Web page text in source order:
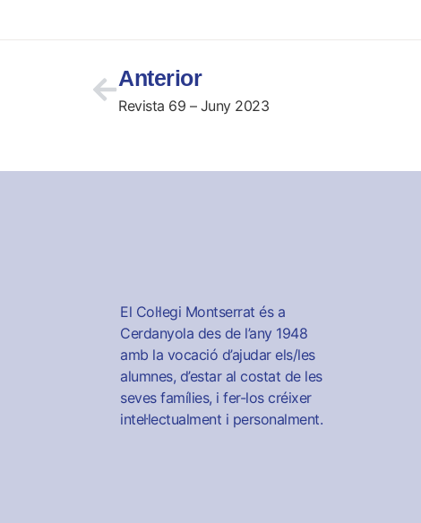
Anterior
Revista 69 – Juny 2023
El Col·legi Montserrat és a
Cerdanyola des de l’any 1948
amb la vocació d’ajudar els/les
alumnes, d’estar al costat de les
seves famílies, i fer-los créixer
intel·lectualment i personalment.